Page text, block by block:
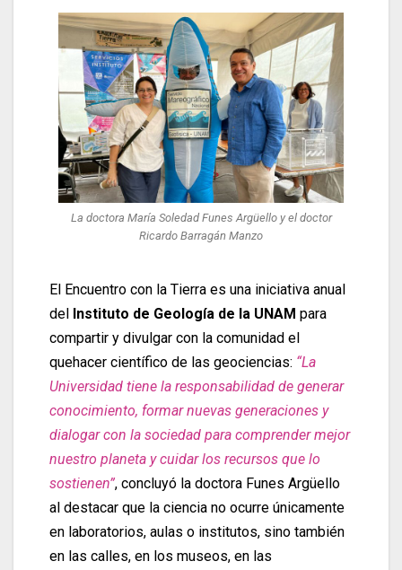
La doctora María Soledad Funes Argüello y el doctor
Ricardo Barragán Manzo
El Encuentro con la Tierra es una iniciativa anual
del Instituto de Geología de la UNAM para
compartir y divulgar con la comunidad el
quehacer científico de las geociencias: “La
Universidad tiene la responsabilidad de generar
conocimiento, formar nuevas generaciones y
dialogar con la sociedad para comprender mejor
nuestro planeta y cuidar los recursos que lo
sostienen”, concluyó la doctora Funes Argüello
al destacar que la ciencia no ocurre únicamente
en laboratorios, aulas o institutos, sino también
en las calles, en los museos, en las